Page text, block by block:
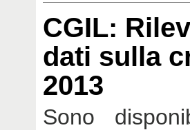
CGIL:
dati sulla
2013
Sono